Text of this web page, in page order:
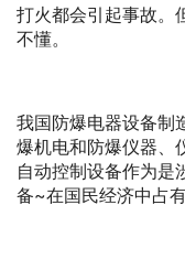
打火都会引起事故。
不懂。
我国防爆电器设备制
爆机电和防爆仪器、
自动控制设备作为是
备~在国民经济中占有